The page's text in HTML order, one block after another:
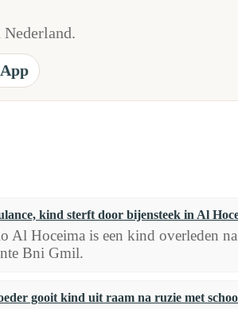
kind sterft door bijensteek in Al
Al Hoceima is een kind overleden
Bni Gmil.
gooit kind uit raam na ruzie met